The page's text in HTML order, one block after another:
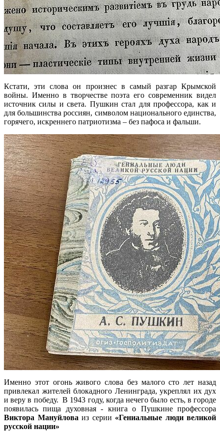
Кстати, эти слова он произнес в самый разгар Крымской
войны. Именно в творчестве поэта его современник видел
источник силы и света. Пушкин стал для профессора, как и
для большинства россиян, символом национального единства,
горячего, искреннего патриотизма – без пафоса и фальши.
Именно этот огонь живого слова без малого сто лет назад
привлекал жителей блокадного Ленинграда, укреплял их дух
и веру в победу. В 1943 году, когда нечего было есть, в городе
появилась пища духовная - книга о Пушкине профессора
Виктора Мануйлова из серии «Гениальные люди великой
русской нации»